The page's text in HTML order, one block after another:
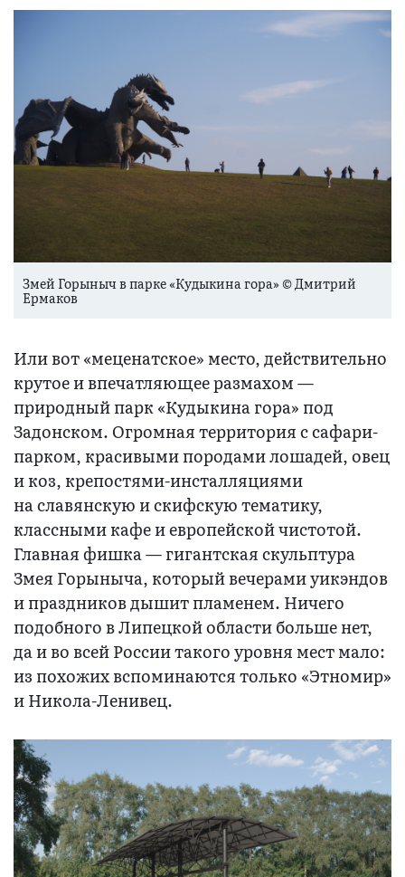
Змей Горыныч в парке «Кудыкина гора» © Дмитрий
Ермаков
Или вот «меценатское» место, действительно
крутое и впечатляющее размахом —
природный парк «Кудыкина гора» под
Задонском. Огромная территория с сафари-
парком, красивыми породами лошадей, овец
и коз, крепостями-инсталляциями
на славянскую и скифскую тематику,
классными кафе и европейской чистотой.
Главная фишка — гигантская скульптура
Змея Горыныча, который вечерами уикэндов
и праздников дышит пламенем. Ничего
подобного в Липецкой области больше нет,
да и во всей России такого уровня мест мало:
из похожих вспоминаются только «Этномир»
и Никола-Ленивец.